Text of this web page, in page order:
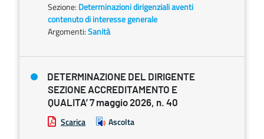
Sezione: Determinazioni dirigenziali aventi
contenuto di interesse generale
Argomenti:Sanità
DETERMINAZIONE DEL DIRIGENTE
SEZIONE ACCREDITAMENTO E
QUALITA’ 7 maggio 2026, n. 40
Scarica Ascolta